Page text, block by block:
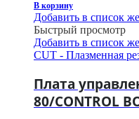
В корзину
Добавить в список
Быстрый просмотр
Добавить в список
CUT - Плазменная
Плата
80/CONTROL